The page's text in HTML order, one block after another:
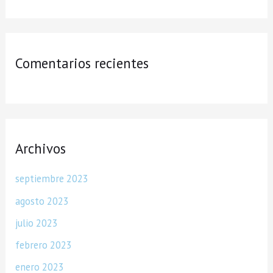
Comentarios recientes
Archivos
septiembre 2023
agosto 2023
julio 2023
febrero 2023
enero 2023